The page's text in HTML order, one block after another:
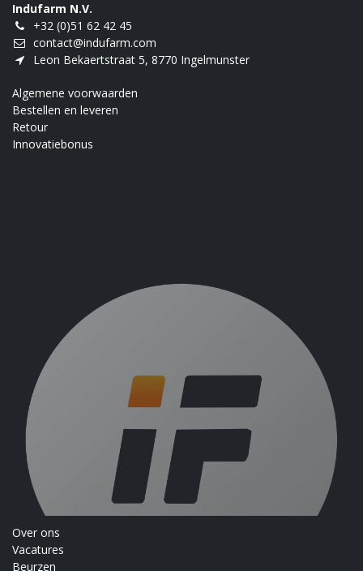
Indufarm N.V.
+32 (0)51 62 42 45
contact@indufarm.com
Leon Bekaertstraat 5, 8770 Ingelmunster
Algemene voorwaarden
Bestellen en leveren
Retour
Innovatiebonus
Over ons
Vacatures
Beurzen